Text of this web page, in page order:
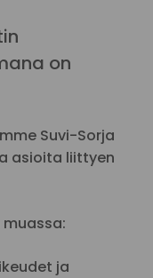
on
Suvi-Sorja
asioita liittyen
ja